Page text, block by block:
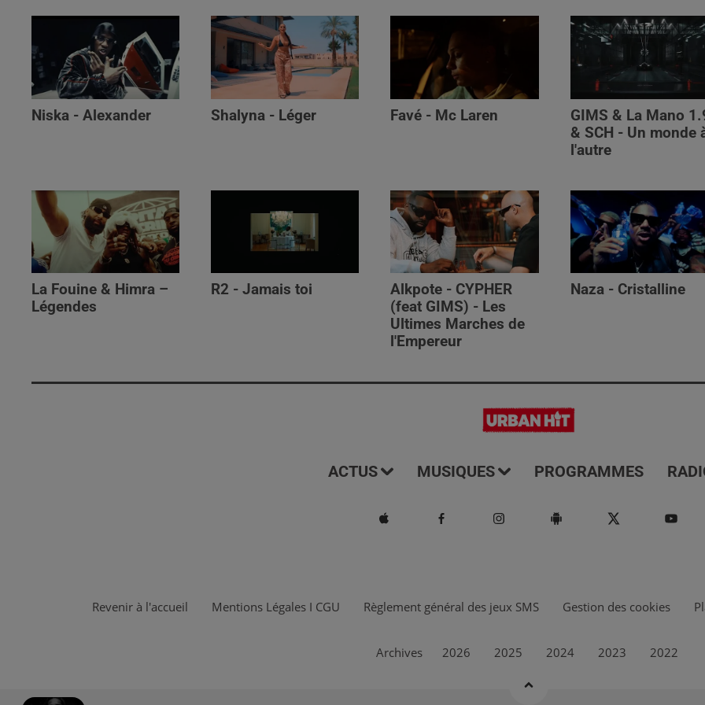
Niska - Alexander Shalyna - Léger Favé - Mc Laren
GIMS & La Mano
& SCH - Un monde
l'autre
La Fouine & Himra –
Légendes
R2 - Jamais toi
Alkpote - CYPHER
(feat GIMS) - Les
Ultimes Marches de
l'Empereur
Naza - Cristalline
ACTUS MUSIQUES PROGRAMMES
Revenir à l'accueil Mentions Légales I CGU Règlement général des jeux SMS Gestion des cookies
Archives 2026 2025 2024 2023 2022